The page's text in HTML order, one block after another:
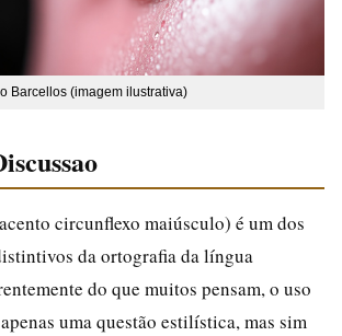
Barcellos (imagem ilustrativa)
circunflexo maiúsculo) é um dos
da ortografia da língua
do que muitos pensam, o uso
uma questão estilística, mas sim